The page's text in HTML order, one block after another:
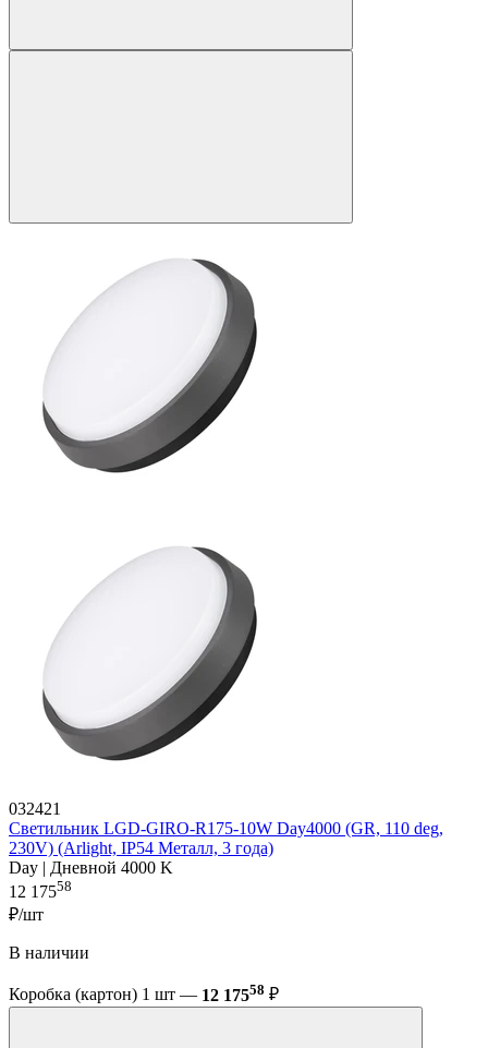
032421
Светильник LGD-GIRO-R175-10W Day4000 (GR, 110 deg,
230V) (Arlight, IP54 Металл, 3 года)
Day | Дневной 4000 K
12 17558
₽/шт
В наличии
Коробка (картон) 1 шт — 12 17558 ₽